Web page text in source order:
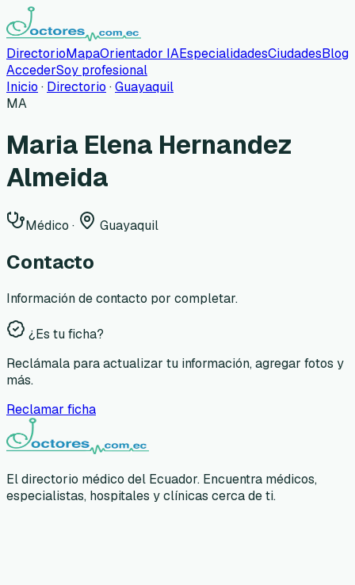
DirectorioMapaOrientador IAEspecialidadesCiudadesBlog
AccederSoy profesional
Inicio · Directorio ·Guayaquil
MA
Maria Elena Hernandez
Almeida
Médico · Guayaquil
Contacto
Información de contacto por completar.
¿Es tu ficha?
Reclámala para actualizar tu información, agregar fotos y
más.
Reclamar ficha
El directorio médico del Ecuador. Encuentra médicos,
especialistas, hospitales y clínicas cerca de ti.